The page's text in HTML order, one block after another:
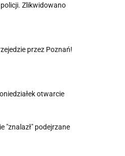
policji. Zlikwidowano
przez Poznań!
otwarcie
"znalazł" podejrzane